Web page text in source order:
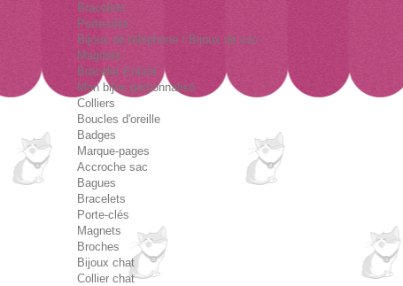
Bracelets
Porte-clés
Bijoux de téléphone / Bijoux de sac
Magnets
Bracelet Enfant
Mon bijou personnalisé
Colliers
Boucles d'oreille
Badges
Marque-pages
Accroche sac
Bagues
Bracelets
Porte-clés
Magnets
Broches
Bijoux chat
Collier chat